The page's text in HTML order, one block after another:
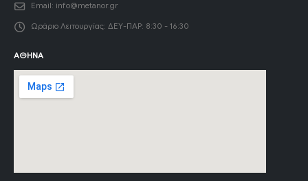
Email: info@metanor.gr
Ωράριο Λειτουργίας: ΔΕΥ-ΠΑΡ: 8:30 - 16:30
ΑΘΉΝΑ